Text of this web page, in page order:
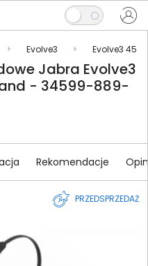
Evolve3 Evolve3 45
Jabra Evolve3
- 34599-889-
Rekomendacje
PRZEDSPRZEDAŻ